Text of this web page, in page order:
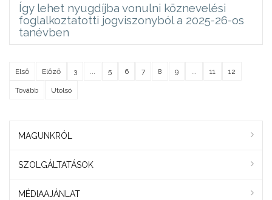
Így lehet nyugdíjba vonulni köznevelési
foglalkoztatotti jogviszonyból a 2025-26-os
tanévben
Első Előző 3 5 6 7 8 9 11 12
Tovább Utolsó
MAGUNKRÓL
SZOLGÁLTATÁSOK
MÉDIAAJÁNLAT